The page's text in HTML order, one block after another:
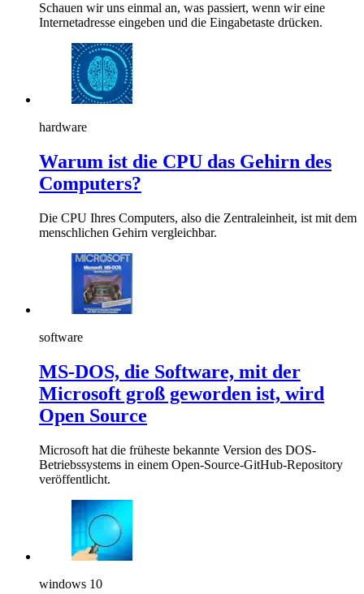
Schauen wir uns einmal an, was passiert, wenn wir eine
Internetadresse eingeben und die Eingabetaste drücken.
hardware
Warum ist die CPU das Gehirn des
Computers?
Die CPU Ihres Computers, also die Zentraleinheit, ist mit dem
menschlichen Gehirn vergleichbar.
software
MS-DOS, die Software, mit der
Microsoft groß geworden ist, wird
Open Source
Microsoft hat die früheste bekannte Version des DOS-
Betriebssystems in einem Open-Source-GitHub-Repository
veröffentlicht.
windows 10